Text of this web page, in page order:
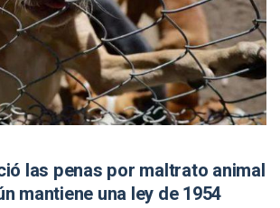
las penas por maltrato animal
mantiene una ley de 1954